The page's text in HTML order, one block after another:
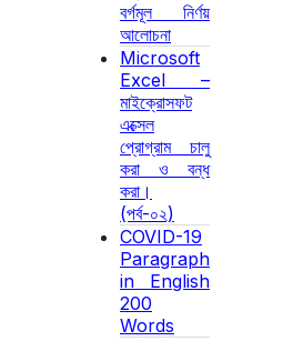
বর্গমূল নির্ণয়
আলোচনা
Microsoft
Excel –
মাইক্রোসফট
এক্সেল
প্রোগ্রাম চালু
করা ও বন্ধ
করা।
(পর্ব-০২)
COVID-19
Paragraph
in English
200
Words